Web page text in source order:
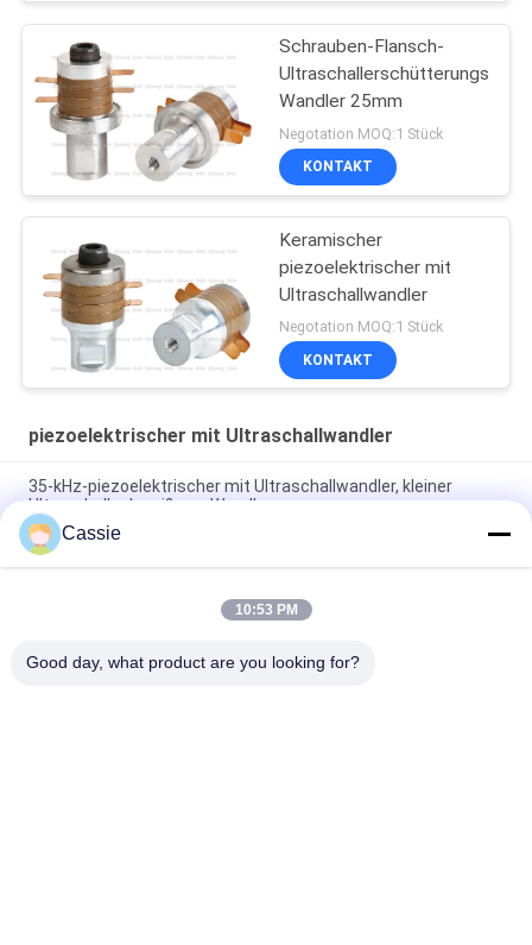
Schrauben-Flansch-
Ultraschallerschütterungs-
Wandler 25mm
Negotation MOQ:1 Stück
KONTAKT
Keramischer
piezoelektrischer mit
Ultraschallwandler
Negotation MOQ:1 Stück
KONTAKT
piezoelektrischer mit Ultraschallwandler
35-kHz-piezoelektrischer mit Ultraschallwandler, kleiner
Ultraschallschweißens-Wandler
Plastikschweißer-piezo mit Ultraschallwandler der stellen-
30Khz mit 4pcs Keramik des Schwarz-30mm
piezoelektrischer Ultraschall des Wandler-700w mit
Cassie
10:53 PM
Good day, what product are you looking for?